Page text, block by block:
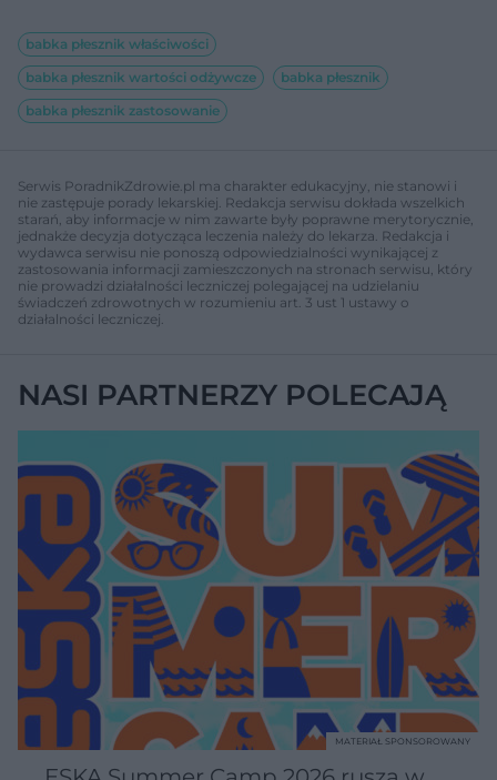
babka płesznik właściwości
babka płesznik wartości odżywcze
babka płesznik
babka płesznik zastosowanie
Serwis PoradnikZdrowie.pl ma charakter edukacyjny, nie stanowi i
nie zastępuje porady lekarskiej. Redakcja serwisu dokłada wszelkich
starań, aby informacje w nim zawarte były poprawne merytorycznie,
jednakże decyzja dotycząca leczenia należy do lekarza. Redakcja i
wydawca serwisu nie ponoszą odpowiedzialności wynikającej z
zastosowania informacji zamieszczonych na stronach serwisu, który
nie prowadzi działalności leczniczej polegającej na udzielaniu
świadczeń zdrowotnych w rozumieniu art. 3 ust 1 ustawy o
działalności leczniczej.
NASI PARTNERZY POLECAJĄ
MATERIAŁ SPONSOROWANY